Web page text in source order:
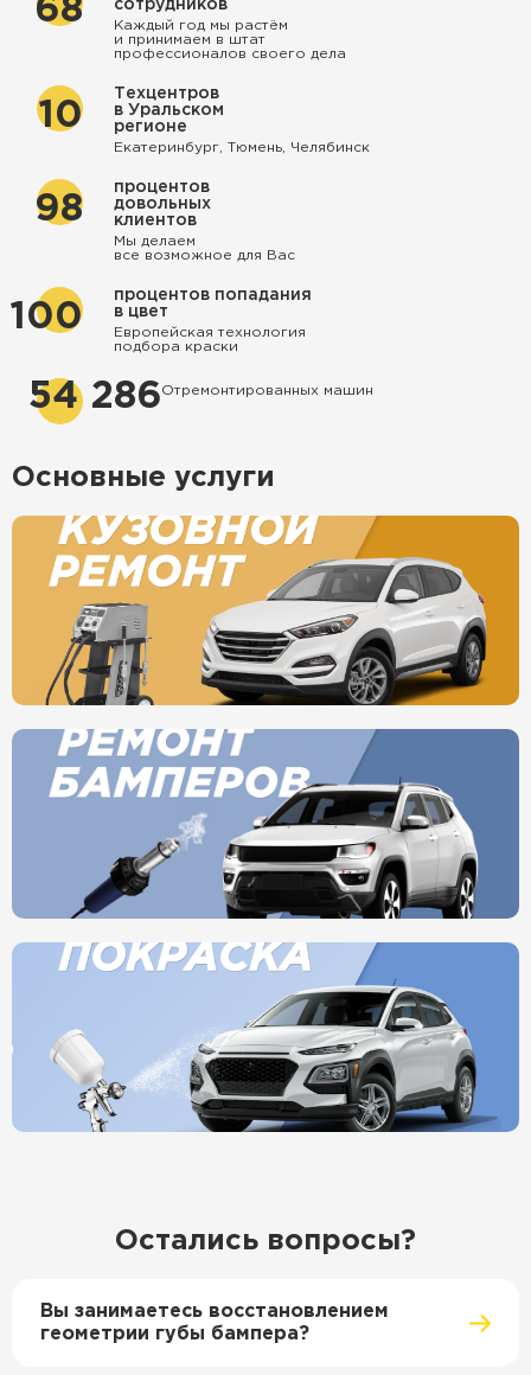
68 сотрудников
Каждый год мы растём
и принимаем в штат
профессионалов своего дела
10
Техцентров
в Уральском
регионе
Екатеринбург, Тюмень, Челябинск
98
процентов
довольных
клиентов
Мы делаем
все возможное для Вас
100
процентов попадания
в цвет
Европейская технология
подбора краски
54 286Отремонтированных машин
Основные услуги
Остались вопросы?
Вы занимаетесь восстановлением
геометрии губы бампера?